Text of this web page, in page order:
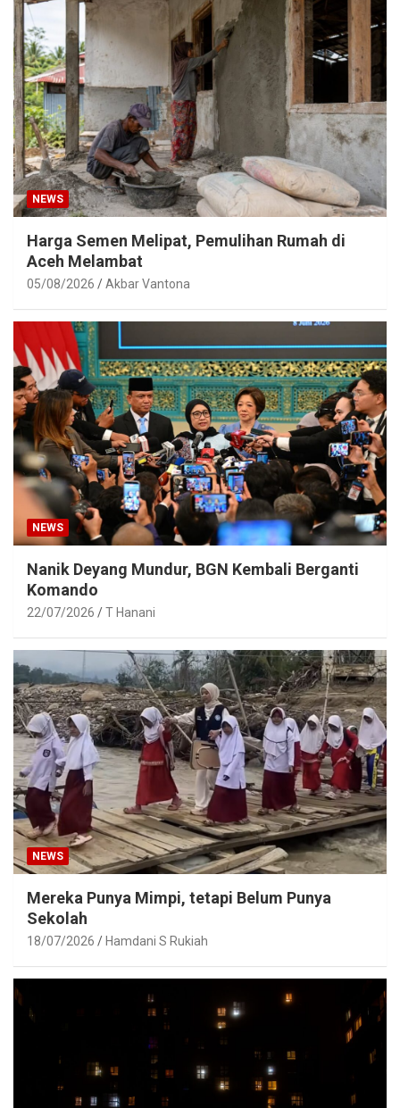
NEWS
Harga Semen Melipat, Pemulihan Rumah di
Aceh Melambat
05/08/2026 Akbar Vantona
NEWS
Nanik Deyang Mundur, BGN Kembali Berganti
Komando
22/07/2026 T Hanani
NEWS
Mereka Punya Mimpi, tetapi Belum Punya
Sekolah
18/07/2026 Hamdani S Rukiah